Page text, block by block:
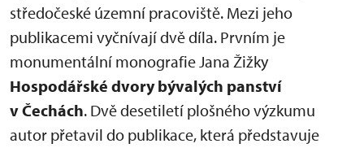
středočeské územní pracoviště. Mezi jeho
publikacemi vyčnívají dvě díla. Prvním je
monumentální monografie Jana Žižky
Hospodářské dvory bývalých panství
v Čechách. Dvě desetiletí plošného výzkumu
autor přetavil do publikace, která představuje